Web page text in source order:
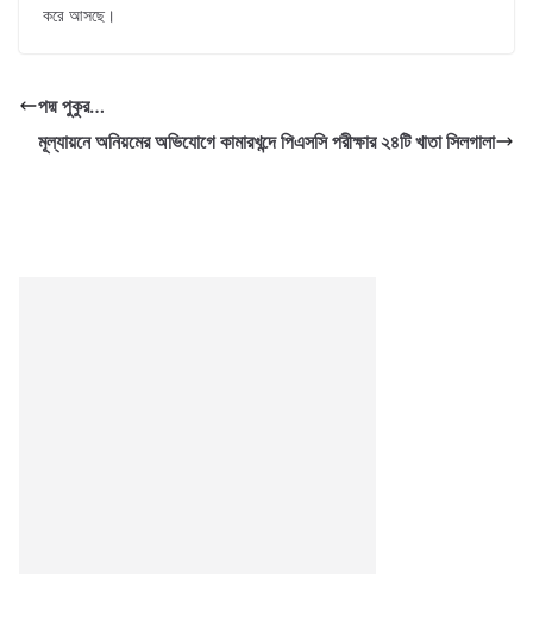
করে আসছে।
পদ্ম পুকুর…
মূল্যায়নে অনিয়মের অভিযোগে কামারখন্দে পিএসসি পরীক্ষার ২৪টি খাতা সিলগালা